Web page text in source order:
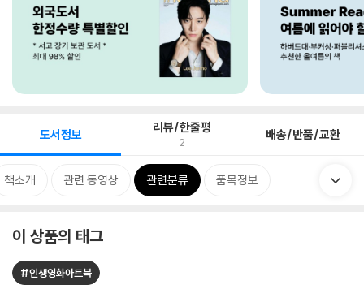
도서정보 리뷰/한줄평
2 배송/반품/교환
책소개 관련 동영상 관련분류 품목정보
이 상품의 태그
#인생영화아트북